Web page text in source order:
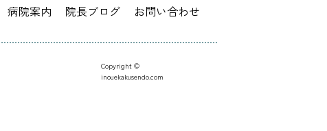
病院案内
院長ブログ お問い合わせ
Copyright ©︎
inouekakusendo.com